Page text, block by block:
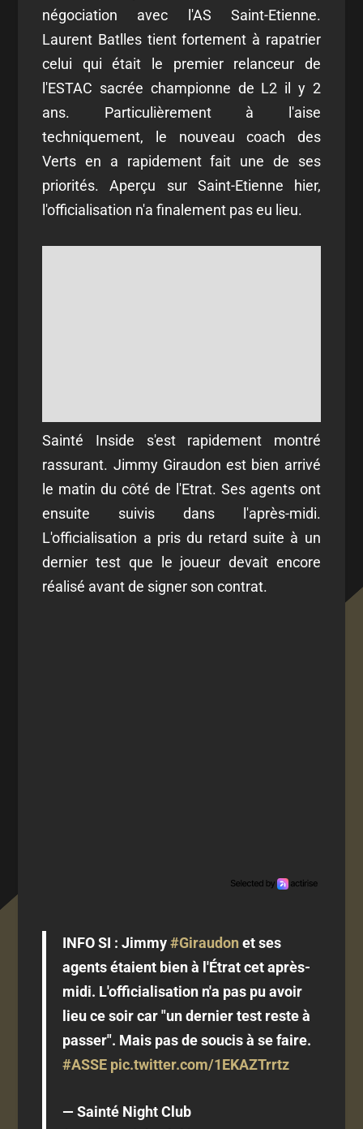
négociation avec l'AS Saint-Etienne.
Laurent Batlles tient fortement à rapatrier
celui qui était le premier relanceur de
l'ESTAC sacrée championne de L2 il y 2
ans. Particulièrement à l'aise
techniquement, le nouveau coach des
Verts en a rapidement fait une de ses
priorités. Aperçu sur Saint-Etienne hier,
l'officialisation n'a finalement pas eu lieu.
Sainté Inside s'est rapidement montré
rassurant. Jimmy Giraudon est bien arrivé
le matin du côté de l'Etrat. Ses agents ont
ensuite suivis dans l'après-midi.
L'officialisation a pris du retard suite à un
dernier test que le joueur devait encore
réalisé avant de signer son contrat.
INFO SI : Jimmy#Giraudonet ses
agents étaient bien à l'Étrat cet après-
midi. L'officialisation n'a pas pu avoir
lieu ce soir car "un dernier test reste à
passer". Mais pas de soucis à se faire.
#ASSE pic.twitter.com/1EKAZTrrtz
— Sainté Night Club